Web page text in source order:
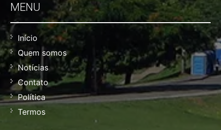
MENU
Início
Quem somos
Notícias
Contato
Política
Termos